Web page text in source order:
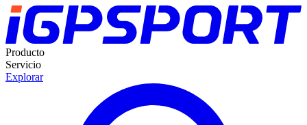
Producto
Servicio
Explorar